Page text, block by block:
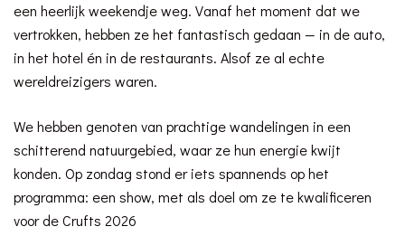
een heerlijk weekendje weg. Vanaf het moment dat we
vertrokken, hebben ze het fantastisch gedaan — in de auto,
in het hotel én in de restaurants. Alsof ze al echte
wereldreizigers waren.
We hebben genoten van prachtige wandelingen in een
schitterend natuurgebied, waar ze hun energie kwijt
konden. Op zondag stond er iets spannends op het
programma: een show, met als doel om ze te kwalificeren
voor de Crufts 2026